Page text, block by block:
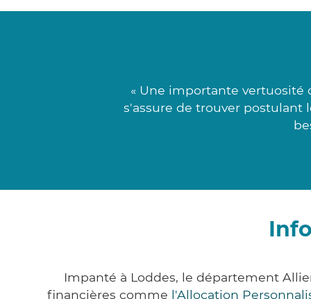
« Une importante vertuosité
s'assure de trouver postulant
Impanté à Loddes, le département
financières comme l'Allocation